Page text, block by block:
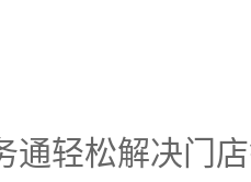
通轻松解决门